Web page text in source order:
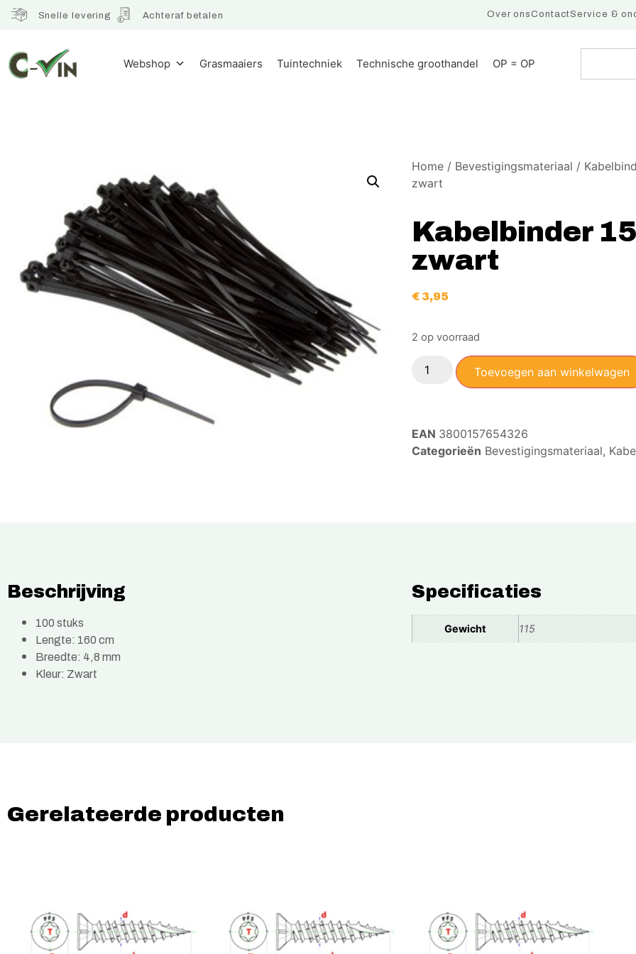
Snelle levering Achteraf betalen Over onsContactService &
Webshop Grasmaaiers Tuintechniek Technische groothandel OP = OP
Home / Bevestigingsmateriaal /
zwart
Kabelbinder
zwart
€3,95
2 op voorraad
Toevoegen aan winkelwagen
EAN 3800157654326
Categorieën Bevestigingsmateriaal,
Beschrijving
100 stuks
Lengte: 160 cm
Breedte: 4,8 mm
Kleur: Zwart
Specificaties
Gewicht 115
Gerelateerde producten